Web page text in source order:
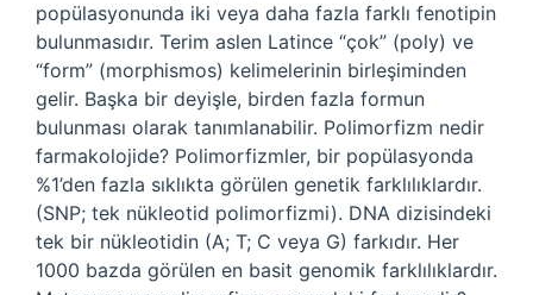
popülasyonunda iki veya daha fazla farklı fenotipin
bulunmasıdır. Terim aslen Latince “çok” (poly) ve
“form” (morphismos) kelimelerinin birleşiminden
gelir. Başka bir deyişle, birden fazla formun
bulunması olarak tanımlanabilir. Polimorfizm nedir
farmakolojide? Polimorfizmler, bir popülasyonda
%1’den fazla sıklıkta görülen genetik farklılıklardır.
(SNP; tek nükleotid polimorfizmi). DNA dizisindeki
tek bir nükleotidin (A; T; C veya G) farkıdır. Her
1000 bazda görülen en basit genomik farklılıklardır.